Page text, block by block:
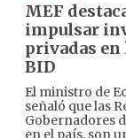
MEF
impulsar
privadas en
BID
El ministro de
señaló que las
Gobernadores
en el país, son